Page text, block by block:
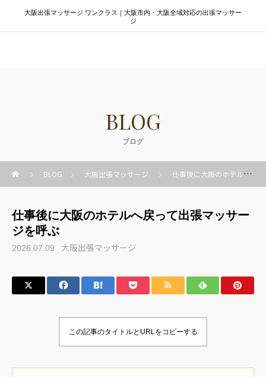
大阪出張マッサージ ワンクラス｜大阪市内・大阪全域対応の出張マッサー
ジ
BLOG
ブログ
BLOG 大阪出張マッサージ 仕事後に大阪のホテルへ戻って出張マッサージを呼ぶ
仕事後に大阪のホテルへ戻って出張マッサー
ジを呼ぶ
2026.07.09 大阪出張マッサージ
この記事のタイトルとURLをコピーする